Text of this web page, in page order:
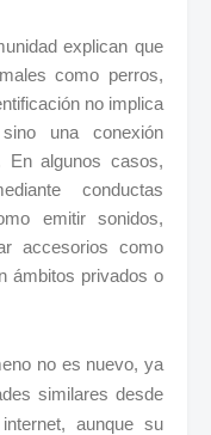
explican que
como perros,
no implica
una conexión
En algunos casos,
conductas
emitir sonidos,
accesorios como
ámbitos privados o
no es nuevo, ya
similares desde
aunque su